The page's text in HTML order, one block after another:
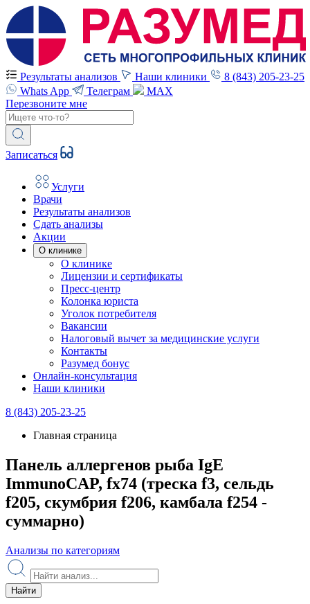
Результаты анализов Наши клиники
8 (843) 205-23-25
Whats App
Телеграм
MAX
Перезвоните мне
Записаться
Услуги
Врачи
Результаты анализов
Сдать анализы
Акции
О клинике
О клинике
Лицензии и сертификаты
Пресс-центр
Колонка юриста
Уголок потребителя
Вакансии
Налоговый вычет за медицинские услуги
Контакты
Разумед бонус
Онлайн-консультация
Наши клиники
8 (843) 205-23-25
Главная страница
Панель аллергенов рыба IgE
ImmunoCAP, fx74 (треска f3, сельдь
f205, скумбрия f206, камбала f254 -
суммарно)
Анализы по категориям
Найти